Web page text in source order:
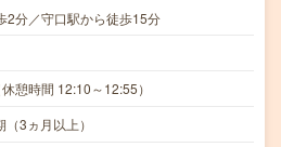
2分／守口駅から徒歩15分
憩時間 12:10～12:55）
3ヵ月以上）